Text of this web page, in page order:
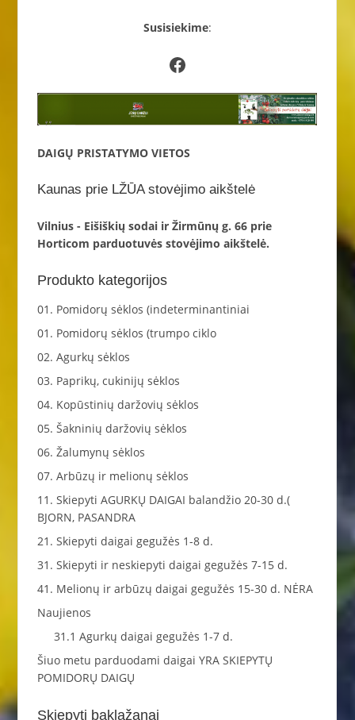
Susisiekime:
Facebook
DAIGŲ PRISTATYMO VIETOS
Kaunas prie LŽŪA stovėjimo aikštelė
Vilnius - Eišiškių sodai ir Žirmūnų g. 66 prie
Horticom parduotuvės stovėjimo aikštelė.
Produkto kategorijos
01. Pomidorų sėklos (indeterminantiniai
01. Pomidorų sėklos (trumpo ciklo
02. Agurkų sėklos
03. Paprikų, cukinijų sėklos
04. Kopūstinių daržovių sėklos
05. Šakninių daržovių sėklos
06. Žalumynų sėklos
07. Arbūzų ir melionų sėklos
11. Skiepyti AGURKŲ DAIGAI balandžio 20-30 d.(
BJORN, PASANDRA
21. Skiepyti daigai gegužės 1-8 d.
31. Skiepyti ir neskiepyti daigai gegužės 7-15 d.
41. Melionų ir arbūzų daigai gegužės 15-30 d. NĖRA
Naujienos
31.1 Agurkų daigai gegužės 1-7 d.
Šiuo metu parduodami daigai YRA SKIEPYTŲ
POMIDORŲ DAIGŲ
Skiepyti baklažanai